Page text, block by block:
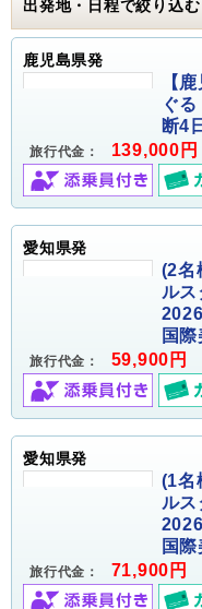
出発地・日程で絞り込む
鹿児島県発
【
ぐ
断4
旅行代金： 139,000円
愛知県発
(2名
ル
国
旅行代金： 59,900円
愛知県発
(1名
ル
国
旅行代金： 71,900円